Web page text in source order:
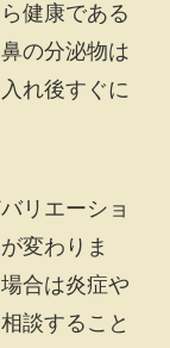
健康である
の分泌物は
れ後すぐに
リエーショ
変わりま
合は炎症や
談すること